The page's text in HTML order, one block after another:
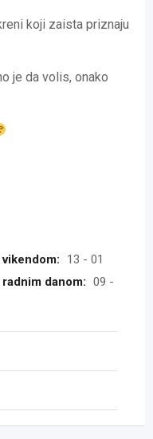
koji zaista priznaju
je da volis, onako
13 - 01
danom: 09 -